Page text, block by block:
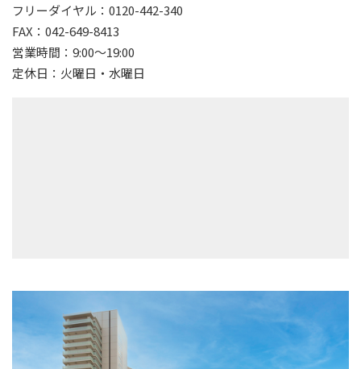
フリーダイヤル：0120-442-340
FAX：042-649-8413
営業時間：9:00～19:00
定休日：火曜日・水曜日